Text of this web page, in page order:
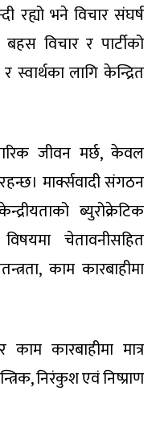
रह्यो भने विचार संघर्ष
विचार र पार्टीको
स्वार्थका लागि केन्द्रित
जीवन मर्छ, केवल
मार्क्सवादी संगठन
ब्युरोक्रेटिक
चेतावनीसहित
काम कारबाहीमा
कारबाहीमा मात्र
निरंकुश एवं निष्प्राण